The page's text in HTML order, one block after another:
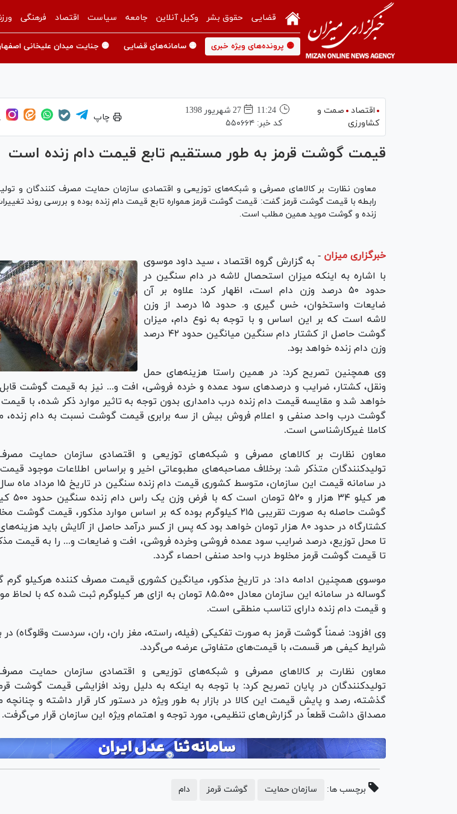
قضایی حقوق بشر وکیل آنلاین جامعه سیاست اقتصاد فرهنگی
🟡 پرونده‌های ویژه خبری 🟡 سامانه‌های قضایی 🟡 جنایت میدان علیخانی
اقتصاد
صمت و
کشاورزی
11:24
27 شهريور 1398
کد خبر: ۵۵۰۶۶۴
چاپ
قیمت گوشت قرمز به طور مستقیم تابع قیمت دام زنده است
معاون نظارت بر کالا‌های مصرفی و شبکه‌های توزیعی و اقتصادی سازمان حمایت مصرف کنندگان و
رابطه با قیمت گوشت قرمز گفت: قیمت گوشت قرمز همواره تابع قیمت دام زنده بوده و بررسی روند
زنده و گوشت موید همین مطلب است.
خبرگزاری میزان - به گزارش گروه اقتصاد ، سید داود موسوی
با اشاره به اینکه میزان استحصال لاشه در دام سنگین در
حدود ۵۰ درصد وزن دام است، اظهار کرد: علاوه بر آن
ضایعات واستخوان، خس گیری و. حدود ۱۵ درصد از وزن
لاشه است که بر این اساس و با توجه به نوع دام، میزان
گوشت حاصل از کشتار دام سنگین میانگین حدود ۴۲ درصد
وزن دام زنده خواهد بود.
وی همچنین تصریح کرد: در همین راستا هزینه‌های حمل
ونقل، کشتار، ضرایب و درصد‌های سود عمده و خرده فروشی، افت و... نیز به قیمت گوشت
خواهد شد و مقایسه قیمت دام زنده درب دامداری بدون توجه به تاثیر موارد ذکر شده، با
گوشت درب واحد صنفی و اعلام فروش بیش از سه برابری قیمت گوشت نسبت به دام زنده،
کاملا غیرکارشناسی است.
معاون نظارت بر کالا‌های مصرفی و شبکه‌های توزیعی و اقتصادی سازمان حمایت
تولیدکنندگان متذکر شد: برخلاف مصاحبه‌های مطبوعاتی اخیر و براساس اطلاعات موجود
در سامانه قیمت این سازمان، متوسط کشوری قیمت
هر کیلو ۳۴
گوشت حاصله به صورت تقریبی ۲۱۵ کیلوگرم بوده که بر اساس موارد مذکور، قیمت
کشتارگاه در حدود ۸۰ هزار تومان خواهد بود که پس از کسر درآمد حاصل از آلایش باید
تا محل توزیع، درصد ضرایب سود عمده فروشی وخرده فروشی، افت و ضایعات و... را به قیمت
تا قیمت گوشت قرمز مخلوط درب واحد صنفی احصاء گردد.
موسوی همچنین ادامه داد: در تاریخ مذکور، میانگین کشوری قیمت مصرف کننده هرکیلو
گوساله در سامانه این سازمان معادل ۸۵.۵۰۰ تومان به ازای هر کیلوگرم ثبت شده که
و قیمت دام زنده دارای تناسب منطقی است.
وی افزود: ضمناً گوشت قرمز به صورت تفکیکی (فیله، راسته، مغز ران، ران، سردست وقلوگاه) در
شرایط کیفی هر قسمت، با قیمت‌های متفاوتی عرضه می‌گردد.
معاون نظارت بر کالا‌های مصرفی و شبکه‌های توزیعی و اقتصادی سازمان حمایت
تولیدکنندگان در پایان تصریح کرد: با توجه به اینکه به دلیل روند افزایشی قیمت گوشت
گذشته، رصد و پایش قیمت این کالا در بازار به طور ویژه در دستور کار قرار داشته و چنانچه
مصداق داشت قطعاً در گزارش‌های تنظیمی، مورد توجه و اهتمام ویژه این سازمان قرار می‌گرفت.
برچسب ها: سازمان حمایت گوشت قرمز دام